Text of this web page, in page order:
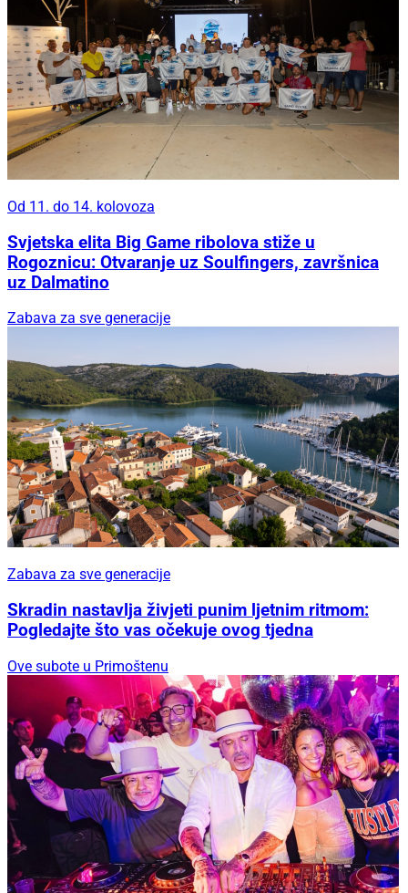
Od 11. do 14. kolovoza
Svjetska elita Big Game ribolova stiže u
Rogoznicu: Otvaranje uz Soulfingers, završnica
uz Dalmatino
Zabava za sve generacije
Zabava za sve generacije
Skradin nastavlja živjeti punim ljetnim ritmom:
Pogledajte što vas očekuje ovog tjedna
Ove subote u Primoštenu